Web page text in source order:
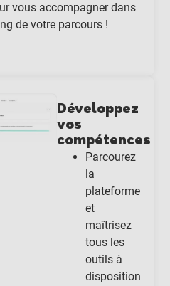
vous accompagner dans
de votre parcours !
Développez
vos
compétences
Parcourez
la
plateforme
et
maîtrisez
tous les
outils à
disposition